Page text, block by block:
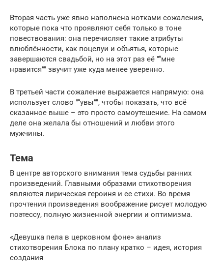
Вторая часть уже явно наполнена нотками сожаления,
которые пока что проявляют себя только в тоне
повествования: она перечисляет такие атрибуты
влюблённости, как поцелуи и объятья, которые
завершаются свадьбой, но на этот раз её “мне
нравится” звучит уже куда менее уверенно.
В третьей части сожаление выражается напрямую: она
использует слово “увы” , чтобы показать, что всё
сказанное выше – это просто самоутешение. На самом
деле она желала бы отношений и любви этого
мужчины.
Тема
В центре авторского внимания тема судьбы ранних
произведений. Главными образами стихотворения
являются лирическая героиня и ее стихи. Во время
прочтения произведения воображение рисует молодую
поэтессу, полную жизненной энергии и оптимизма.
«Девушка пела в церковном фоне» анализ
стихотворения Блока по плану кратко – идея, история
создания